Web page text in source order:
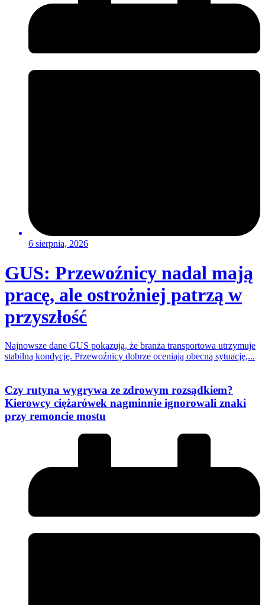
6 sierpnia, 2026
GUS: Przewoźnicy nadal mają
pracę, ale ostrożniej patrzą w
przyszłość
Najnowsze dane GUS pokazują, że branża transportowa utrzymuje
stabilną kondycję. Przewoźnicy dobrze oceniają obecną sytuację,...
Czy rutyna wygrywa ze zdrowym rozsądkiem?
Kierowcy ciężarówek nagminnie ignorowali znaki
przy remoncie mostu